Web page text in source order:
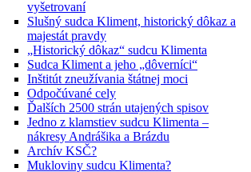
vyšetrovaní
Slušný sudca Kliment, historický dôkaz a
majestát pravdy
„Historický dôkaz“ sudcu Klimenta
Sudca Kliment a jeho „dôverníci“
Inštitút zneužívania štátnej moci
Odpočúvané cely
Ďalších 2500 strán utajených spisov
Jedno z klamstiev sudcu Klimenta –
nákresy Andrášika a Brázdu
Archív KSČ?
Mukloviny sudcu Klimenta?